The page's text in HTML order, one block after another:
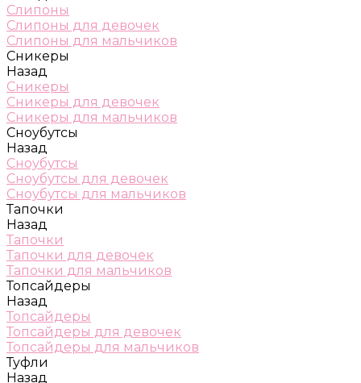
Слипоны
Слипоны для девочек
Слипоны для мальчиков
Сникеры
Назад
Сникеры
Сникеры для девочек
Сникеры для мальчиков
Сноубутсы
Назад
Сноубутсы
Сноубутсы для девочек
Сноубутсы для мальчиков
Тапочки
Назад
Тапочки
Тапочки для девочек
Тапочки для мальчиков
Топсайдеры
Назад
Топсайдеры
Топсайдеры для девочек
Топсайдеры для мальчиков
Туфли
Назад